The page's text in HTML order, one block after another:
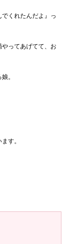
でくれたんだよ』っ
やってあげてて、お
。
す。